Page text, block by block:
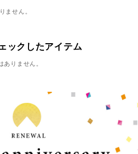
ません。
ックしたアイテム
りません。